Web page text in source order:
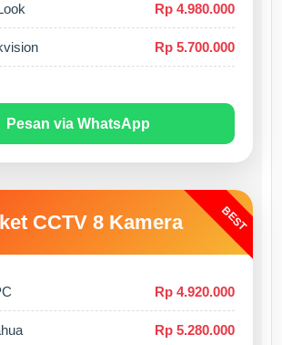
Rp 4.980.000
Rp 5.700.000
Pesan via WhatsApp
BEST
CCTV 8 Kamera
Rp 4.920.000
Rp 5.280.000